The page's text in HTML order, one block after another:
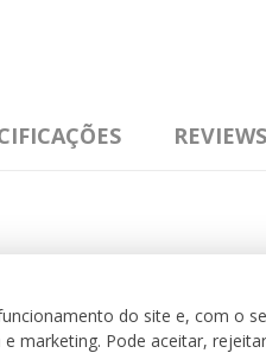
REVIEWS
do site e, com o
marketing. Pode aceitar,